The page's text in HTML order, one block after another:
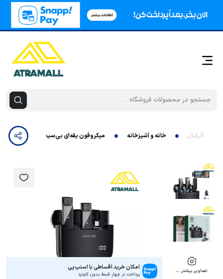
آترامال خانه و آشپزخانه میکروفون یقه‌ای بی‌سیم 2 در 1 گرین لاین مدل GN2IN1DDMTC - Type-C Connector
تصاویر بیشتر … امکان خرید اقساطی با اسنپ‌پی
پرداخت در چهار قسط بدون کارمزد